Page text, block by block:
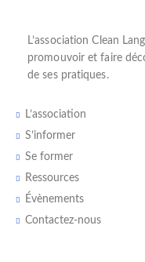
L’association Clean
promouvoir et faire
de ses pratiques.
L’association
S’informer
Se former
Ressources
Évènements
Contactez-nous